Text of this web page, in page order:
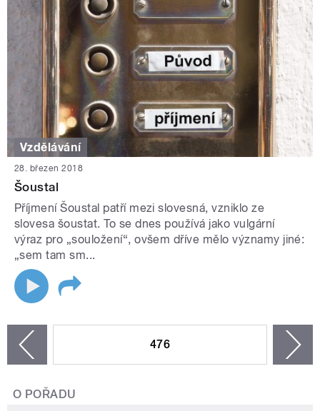
Vzdělávání
28. březen 2018
Šoustal
Příjmení Šoustal patří mezi slovesná, vzniklo ze
slovesa šoustat. To se dnes používá jako vulgární
výraz pro „souložení“, ovšem dříve mělo významy jiné:
„sem tam sm...
476
O POŘADU